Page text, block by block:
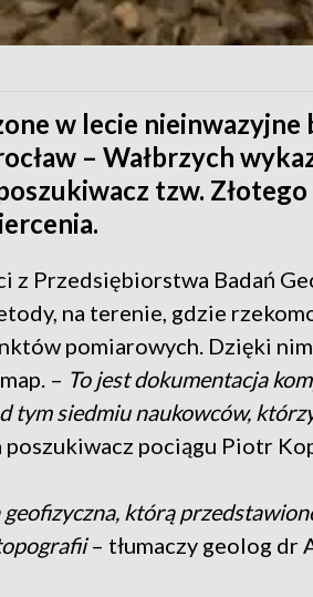
w lecie
– Wałbrzych
tzw.
z Przedsiębiorstwa Badań
na terenie, gdzie
pomiarowych. Dzięki
– To jest dokumentacja
tym siedmiu naukowców,
pociągu Piotr
którą
– tłumaczy geolog dr